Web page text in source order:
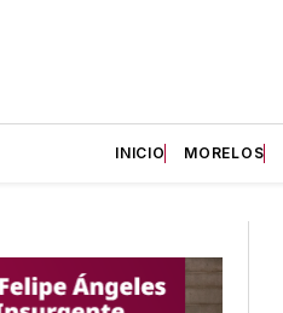
INICIO MORELOS